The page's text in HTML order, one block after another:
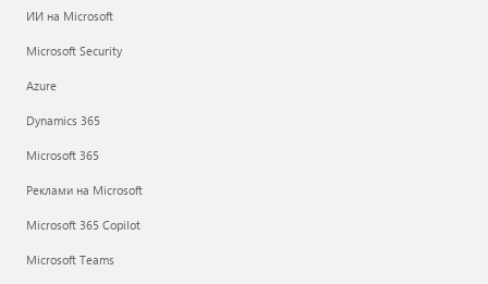
ИИ на Microsoft
Microsoft Security
Azure
Dynamics 365
Microsoft 365
Реклами на Microsoft
Microsoft 365 Copilot
Microsoft Teams